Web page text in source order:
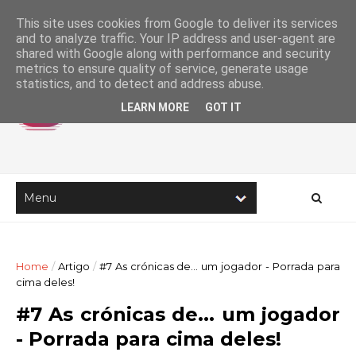
Home / Artigo / #7 As crónicas de... um jogador - Porrada para
cima deles!
#7 As crónicas de... um jogador
- Porrada para cima deles!
This site uses cookies from Google to deliver its services
and to analyze traffic. Your IP address and user-agent are
shared with Google along with performance and security
metrics to ensure quality of service, generate usage
statistics, and to detect and address abuse.
LEARN MORE GOT IT